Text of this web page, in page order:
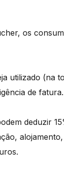
os
utilizado (na
de fatura.
deduzir